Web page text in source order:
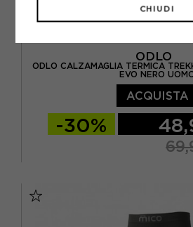
ODLO
ODLO CALZAMAGLIA TERMICA
EVO NERO
ACQUISTA
-30%
CHIUDI